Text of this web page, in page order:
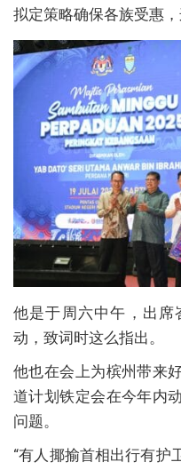
拟定策略确保各族受惠
他是于周六中午，出
动，致词时这么指出。
他也在会上为槟州带来
道计划铁定会在今年内
问题。
“有人揶揄首相出行有护